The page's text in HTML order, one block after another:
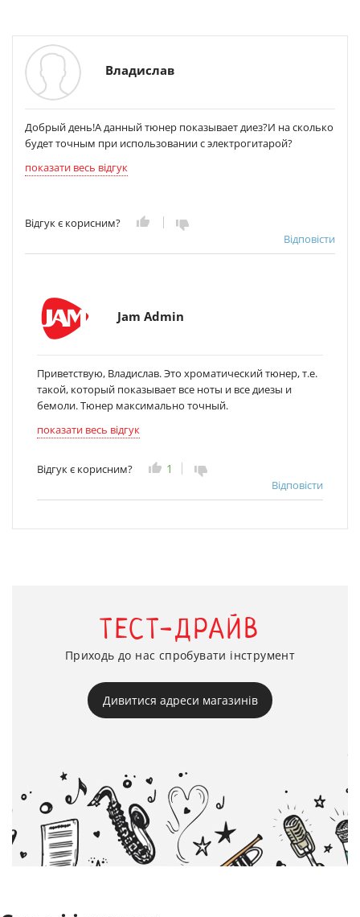
Владислав
Добрый день!А данный тюнер показывает диез?И на сколько
будет точным при использовании с электрогитарой?
показати весь відгук
Відгук є корисним?
Відповісти
Jam Admin
Приветствую, Владислав. Это хроматический тюнер, т.е.
такой, который показывает все ноты и все диезы и
бемоли. Тюнер максимально точный.
показати весь відгук
Відгук є корисним? 1
Відповісти
ТЕСТ-ДРАЙВ
Приходь до нас спробувати інструмент
Дивитися адреси магазинів